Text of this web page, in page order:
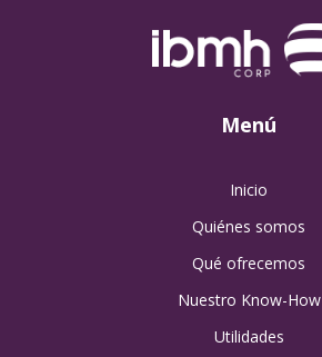
Menú
Inicio
Quiénes somos
Qué ofrecemos
Nuestro Know-How
Utilidades